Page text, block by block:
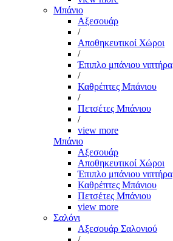
Μπάνιο
Αξεσουάρ
/
Αποθηκευτικοί Χώροι
/
Έπιπλο μπάνιου νιπτήρα
/
Καθρέπτες Μπάνιου
/
Πετσέτες Μπάνιου
/
view more
Μπάνιο
Αξεσουάρ
Αποθηκευτικοί Χώροι
Έπιπλο μπάνιου νιπτήρα
Καθρέπτες Μπάνιου
Πετσέτες Μπάνιου
view more
Σαλόνι
Αξεσουάρ Σαλονιού